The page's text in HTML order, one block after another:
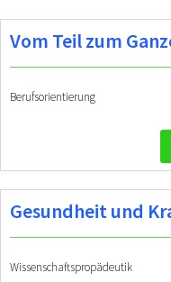
Vom Teil zum
Berufsorientierung
Gesundheit und
Wissenschaftspropädeutik